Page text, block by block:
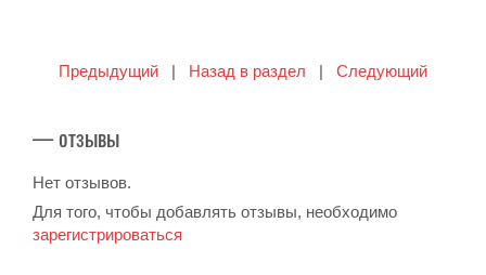
Предыдущий | Назад в раздел | Следующий
— отзывы
Нет отзывов.
Для того, чтобы добавлять отзывы, необходимо
зарегистрироваться